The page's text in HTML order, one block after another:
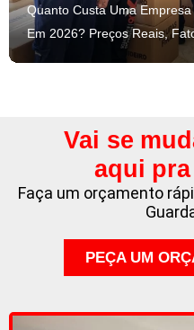
Quanto Custa Uma
Em 2026? Preços Reais,
Vai se
aqui
Faça um orçamento
PEÇA UM